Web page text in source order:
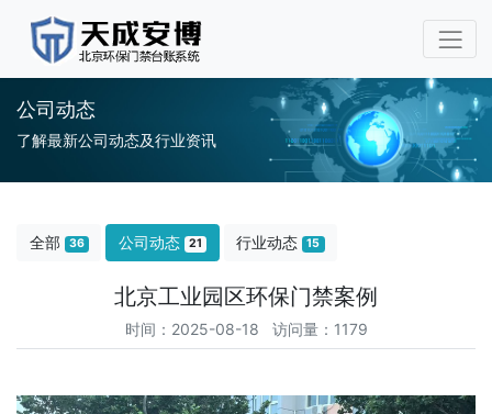
公司动态
了解最新公司动态及行业资讯
全部 36 公司动态 21 行业动态 15
北京工业园区环保门禁案例
时间：2025-08-18 访问量：1179